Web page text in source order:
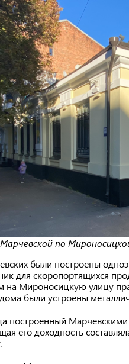
по
были построены
для скоропортящихся
на Мироносицкую улицу
были устроены
построенный
его доходность